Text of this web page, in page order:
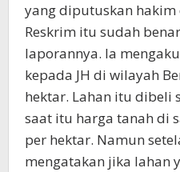
yang diputuskan
Reskrim itu sudah
laporannya. Ia
kepada JH di wilayah
hektar. Lahan itu dibeli
saat itu harga tanah di
per hektar. Namun
mengatakan jika lahan